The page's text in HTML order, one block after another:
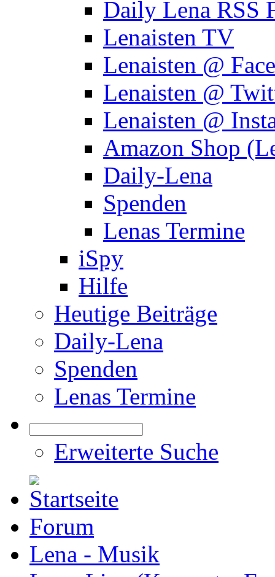
Daily Lena RSS
Lenaisten TV
Lenaisten @
Lenaisten @
Lenaisten @
Amazon Shop
Daily-Lena
Spenden
Lenas Termine
iSpy
Hilfe
Heutige Beiträge
Daily-Lena
Spenden
Lenas Termine
Erweiterte Suche
Forum
Lena - Musik